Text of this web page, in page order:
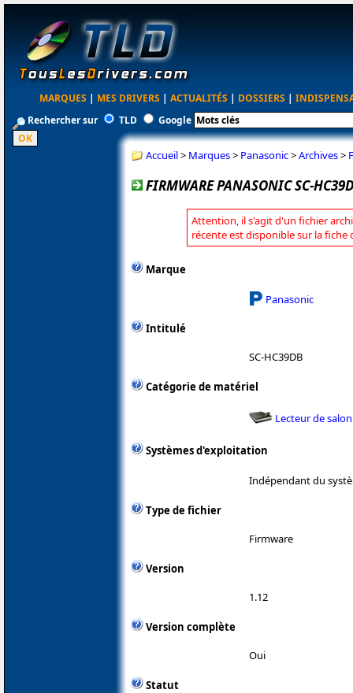
MARQUES | MES DRIVERS | ACTUALITÉS | DOSSIERS |
Rechercher sur
TLD Google
Accueil> Marques> Panasonic>Archives>
FIRMWARE PANASONIC SC-
Attention, il s'agit d'un fichier
récente est disponible sur la fiche
Marque
Panasonic
Intitulé
SC-HC39DB
Catégorie de matériel
Lecteur de salon
Systèmes d'exploitation
Indépendant du
Type de fichier
Firmware
Version
1.12
Version complète
Oui
Statut